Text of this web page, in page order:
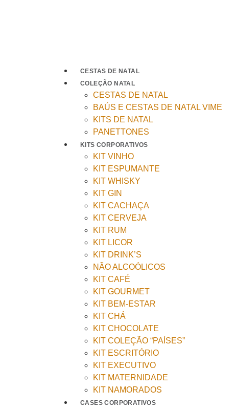
CESTAS DE NATAL
COLEÇÃO NATAL
CESTAS DE NATAL
BAÚS E CESTAS DE NATAL VIME
KITS DE NATAL
PANETTONES
KITS CORPORATIVOS
KIT VINHO
KIT ESPUMANTE
KIT WHISKY
KIT GIN
KIT CACHAÇA
KIT CERVEJA
KIT RUM
KIT LICOR
KIT DRINK’S
NÃO ALCOÓLICOS
KIT CAFÉ
KIT GOURMET
KIT BEM-ESTAR
KIT CHÁ
KIT CHOCOLATE
KIT COLEÇÃO “PAÍSES”
KIT ESCRITÓRIO
KIT EXECUTIVO
KIT MATERNIDADE
KIT NAMORADOS
CASES CORPORATIVOS